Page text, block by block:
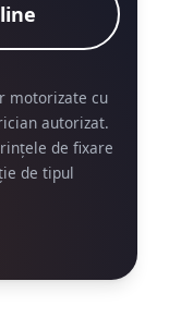
motorizate cu
autorizat.
de fixare
de tipul